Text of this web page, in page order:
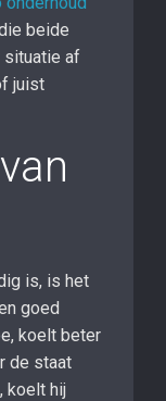
beide
situatie af
juist
is, is het
goed
koelt beter
de staat
koelt hij